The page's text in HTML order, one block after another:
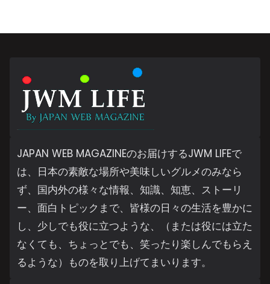
JAPAN WEB MAGAZINEのお届けするJWM LIFEで
は、日本の素敵な場所や美味しいグルメのみなら
ず、国内外の様々な情報、知識、知恵、ストーリ
ー、面白トピックまで、皆様の日々の生活を豊かに
し、少しでも役に立つような、（または役には立た
なくても、ちょっとでも、笑ったり楽しんでもらえ
るような）ものを取り上げてまいります。